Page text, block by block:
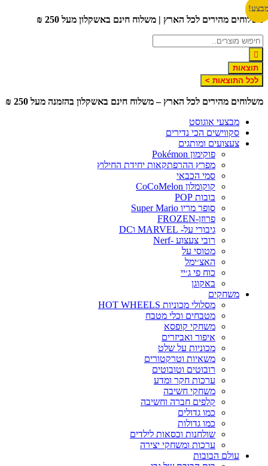
מהירים לכל הארץ | משלוח חינם באשקלון מעל 250 ₪
תוצאות
לכל התוצאות >
מהירים לכל הארץ – משלוח חינם באשקלון בהזמנה מעל 250 ₪
מבצעי אוגוסט
סקווישים הכי נדירים
צעצועים ומותגים
פוקימון Pokémon
מפרץ ההרפתקאות יחידת החילוץ
סמי הכבאי
קוקומלון CoCoMelon
בובות POP
סופר מריו Super Mario
פרוזן-FROZEN
גיבורי על- MARVEL וDC
רובי צעצוע -Nerf
מטוסי על
האצ׳ימל
כוח פי ג׳יי
באקוגן
משחקים
מסלולי מכוניות HOT WHEELS
מטבחים וכלי מטבח
משחקי קופסא
איפור ואביזרים
מכוניות על שלט
משאיות וטרקטורים
רובוטים וטובוטים
ערכות חקר ומדע
משחקי חשיבה
קלפים חברה וחשיבה
כמו גדולים
כמו גדולות
שולחנות וכסאות לילדים
ערכות ומשחקי יצירה
עולם הבובות